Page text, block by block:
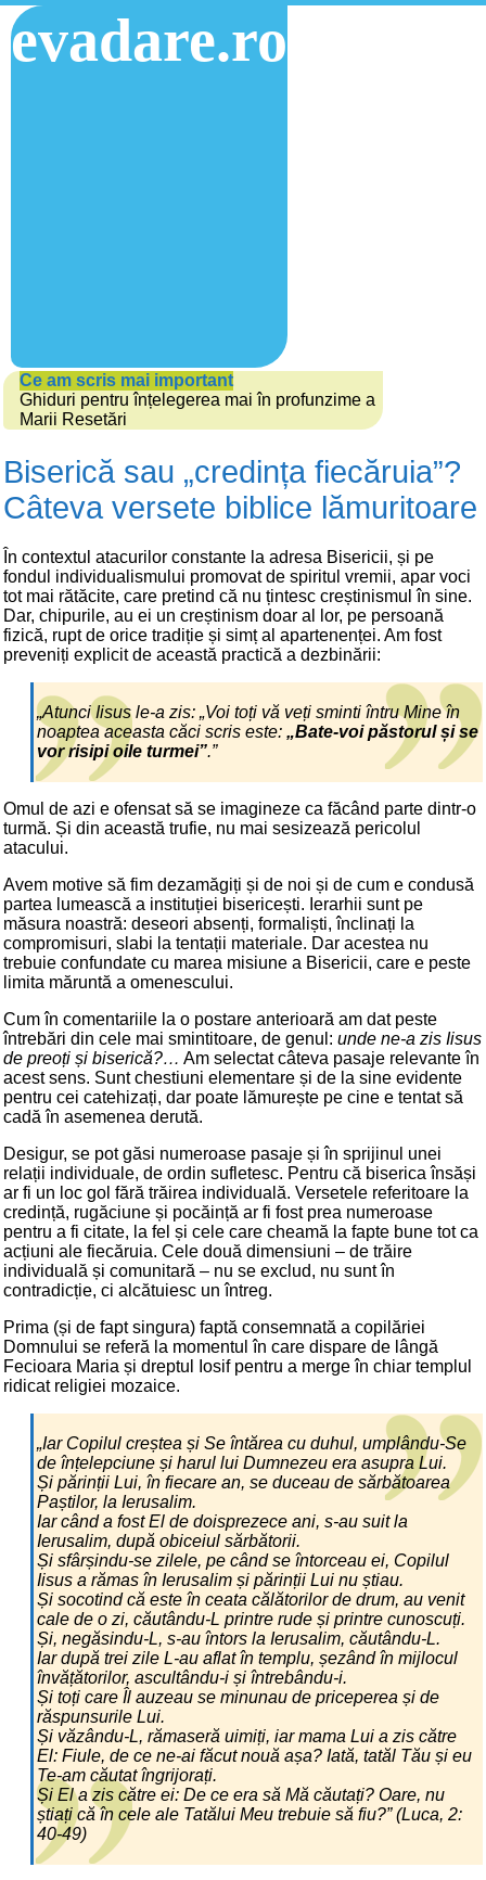
evadare.ro
Ce am scris mai important
Ghiduri pentru înțelegerea mai în profunzime a
Marii Resetări
Biserică sau „credința fiecăruia”?
Câteva versete biblice lămuritoare
În contextul atacurilor constante la adresa Bisericii, și pe
fondul individualismului promovat de spiritul vremii, apar voci
tot mai rătăcite, care pretind că nu țintesc creștinismul în sine.
Dar, chipurile, au ei un creștinism doar al lor, pe persoană
fizică, rupt de orice tradiție și simț al apartenenței. Am fost
preveniți explicit de această practică a dezbinării:
„Atunci Iisus le-a zis: „Voi toți vă veți sminti întru Mine în
noaptea aceasta căci scris este: „Bate-voi păstorul și se
vor risipi oile turmei”.”
Omul de azi e ofensat să se imagineze ca făcând parte dintr-o
turmă. Și din această trufie, nu mai sesizează pericolul
atacului.
Avem motive să fim dezamăgiți și de noi și de cum e condusă
partea lumească a instituției bisericești. Ierarhii sunt pe
măsura noastră: deseori absenți, formaliști, înclinați la
compromisuri, slabi la tentații materiale. Dar acestea nu
trebuie confundate cu marea misiune a Bisericii, care e peste
limita măruntă a omenescului.
Cum în comentariile la o postare anterioară am dat peste
întrebări din cele mai smintitoare, de genul: unde ne-a zis Iisus
de preoți și biserică?… Am selectat câteva pasaje relevante în
acest sens. Sunt chestiuni elementare și de la sine evidente
pentru cei catehizați, dar poate lămurește pe cine e tentat să
cadă în asemenea derută.
Desigur, se pot găsi numeroase pasaje și în sprijinul unei
relații individuale, de ordin sufletesc. Pentru că biserica însăși
ar fi un loc gol fără trăirea individuală. Versetele referitoare la
credință, rugăciune și pocăință ar fi fost prea numeroase
pentru a fi citate, la fel și cele care cheamă la fapte bune tot ca
acțiuni ale fiecăruia. Cele două dimensiuni – de trăire
individuală și comunitară – nu se exclud, nu sunt în
contradicție, ci alcătuiesc un întreg.
Prima (și de fapt singura) faptă consemnată a copilăriei
Domnului se referă la momentul în care dispare de lângă
Fecioara Maria și dreptul Iosif pentru a merge în chiar templul
ridicat religiei mozaice.
„Iar Copilul creștea și Se întărea cu duhul, umplându-Se
de înțelepciune și harul lui Dumnezeu era asupra Lui.
Și părinții Lui, în fiecare an, se duceau de sărbătoarea
Paștilor, la Ierusalim.
Iar când a fost El de doisprezece ani, s-au suit la
Ierusalim, după obiceiul sărbătorii.
Și sfârșindu-se zilele, pe când se întorceau ei, Copilul
Iisus a rămas în Ierusalim și părinții Lui nu știau.
Și socotind că este în ceata călătorilor de drum, au venit
cale de o zi, căutându-L printre rude și printre cunoscuți.
Și, negăsindu-L, s-au întors la Ierusalim, căutându-L.
Iar după trei zile L-au aflat în templu, șezând în mijlocul
învățătorilor, ascultându-i și întrebându-i.
Și toți care Îl auzeau se minunau de priceperea și de
răspunsurile Lui.
Și văzându-L, rămaseră uimiți, iar mama Lui a zis către
El: Fiule, de ce ne-ai făcut nouă așa? Iată, tatăl Tău și eu
Te-am căutat îngrijorați.
Și El a zis către ei: De ce era să Mă căutați? Oare, nu
știați că în cele ale Tatălui Meu trebuie să fiu?” (Luca, 2:
40-49)